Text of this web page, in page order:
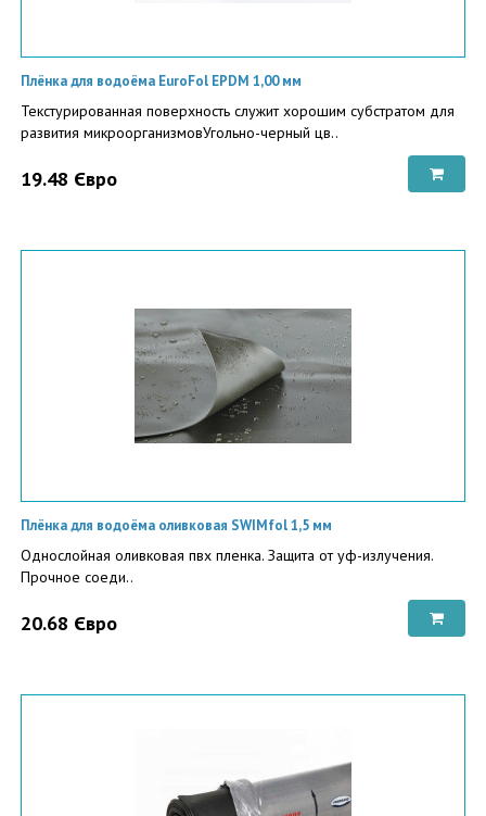
Плёнка для водоёма EuroFol EPDM 1,00 мм
Текстурированная поверхность служит хорошим субстратом для
развития микроорганизмовУгольно-черный цв..
19.48 Євро
Плёнка для водоёма оливковая SWIMfol 1,5 мм
Однослойная оливковая пвх пленка. Защита от уф-излучения.
Прочное соеди..
20.68 Євро